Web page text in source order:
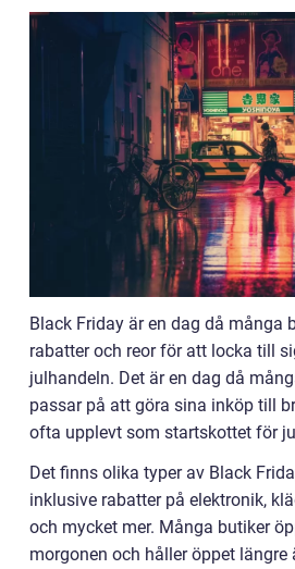
Black Friday är en dag då många
rabatter och reor för att locka till
julhandeln. Det är en dag då
passar på att göra sina inköp till
ofta upplevt som startskottet för
Det finns olika typer av Black
inklusive rabatter på elektronik,
och mycket mer. Många butiker
morgonen och håller öppet